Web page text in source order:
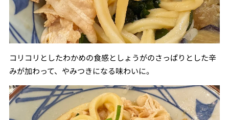
コリコリとしたわかめの食感としょうがのさっぱりとした辛
みが加わって、やみつきになる味わいに。